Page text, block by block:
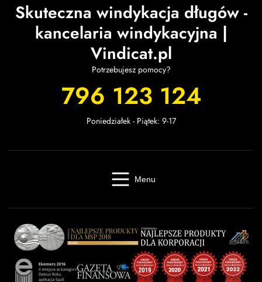
Skuteczna windykacja długów -
kancelaria windykacyjna |
Vindicat.pl
Potrzebujesz pomocy?
796 123 124
Poniedziałek - Piątek: 9-17
Menu
Baza wiedzyKontaktKalkulator odsetekMiastaPartnerzyFAQRegulaminOWU